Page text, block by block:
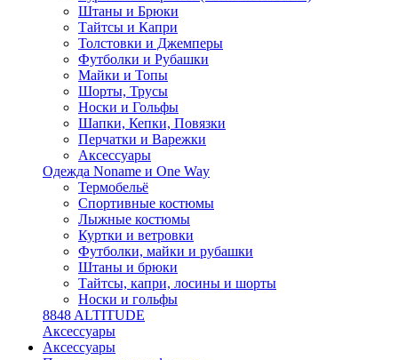
Штаны и Брюки
Тайтсы и Капри
Толстовки и Джемперы
Футболки и Рубашки
Майки и Топы
Шорты, Трусы
Носки и Гольфы
Шапки, Кепки, Повязки
Перчатки и Варежки
Аксессуары
Одежда Noname и One Way
Термобельё
Спортивные костюмы
Лыжные костюмы
Куртки и ветровки
Футболки, майки и рубашки
Штаны и брюки
Тайтсы, капри, лосины и шорты
Носки и гольфы
8848 ALTITUDE
Аксессуары
Аксессуары